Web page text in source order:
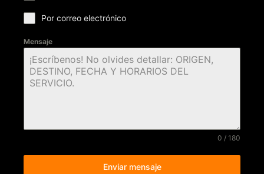
Por correo electrónico
Mensaje
0 / 180
Enviar mensaje